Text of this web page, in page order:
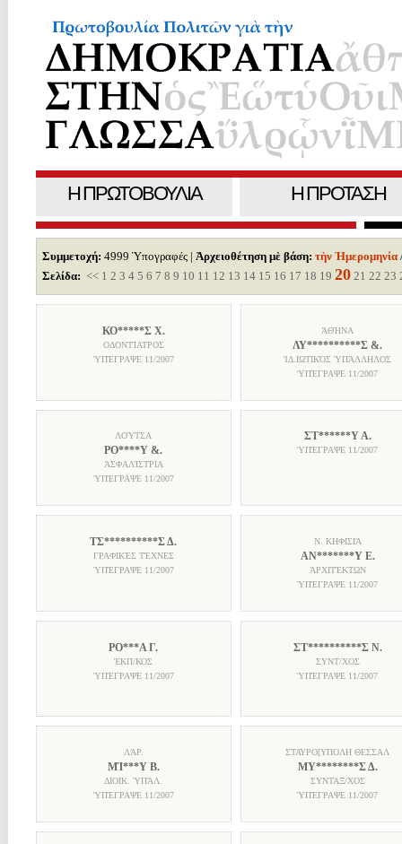
Η ΠΡΩΤΟΒΟΥΛΙΑ H ΠΡΟΤΑΣΗ
Συμμετοχή: 4999 Ὑπογραφές | Ἀρχειοθέτηση μὲ βάση: τὴν Ἡμερομηνία
Σελίδα: << 1 2 3 4 5 6 7 8 9 10 11 12 13 14 15 16 17 18 19 20 21 22 23
ΚΟ*****Σ Χ.
ΟΔΟΝΤΊΑΤΡΟΣ
ὙΠΈΓΡΑΨΕ 11/2007
ἈΘΉΝΑ
ΛΥ**********Σ &.
ἸΔ.ΙΩΤΙΚΌΣ ὙΠΆΛΛΗΛΟΣ
ὙΠΈΓΡΑΨΕ 11/2007
ΛΟΎΤΣΑ
ΡΟ****Υ &.
ἈΣΦΑΛΊΣΤΡΙΑ
ὙΠΈΓΡΑΨΕ 11/2007
ΣΤ******Υ Α.
ὙΠΈΓΡΑΨΕ 11/2007
ΤΣ**********Σ Δ.
ΓΡΑΦΙΚΈΣ ΤΈΧΝΕΣ
ὙΠΈΓΡΑΨΕ 11/2007
Ν. ΚΗΦΙΣΙΆ
ΑΝ*******Υ Ε.
ἈΡΧΙΤΈΚΤΩΝ
ὙΠΈΓΡΑΨΕ 11/2007
ΡΟ***Α Γ.
ἘΚΠ/ΚΟΣ
ὙΠΈΓΡΑΨΕ 11/2007
ΣΤ**********Σ Ν.
ΣΥΝΤ/ΧΟΣ
ὙΠΈΓΡΑΨΕ 11/2007
ΛΆΡ.
ΜΊ***Υ Β.
ΔΙΟΙΚ. ὙΠΆΛ.
ὙΠΈΓΡΑΨΕ 11/2007
ΣΤΑΥΡΟ[ΥΠΟΛΗ ΘΕΣΣΑΛ
ΜΥ********Σ Δ.
ΣΥΝΤΑΞ/ΧΟΣ
ὙΠΈΓΡΑΨΕ 11/2007